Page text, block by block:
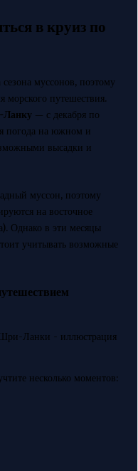
в круиз по
муссонов, поэтому
морского путешествия.
Ланку— с декабря по
погода на южном и
высадки и
муссон, поэтому
на восточное
Однако в эти месяцы
учитывать возможные
несколько моментов: